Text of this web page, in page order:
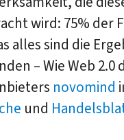
wird: 75% der
alles sind die
– Wie Web
novomind
und